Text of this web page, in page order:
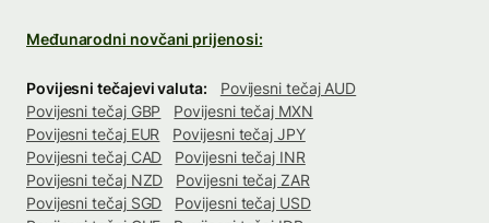
Međunarodni novčani prijenosi:
Povijesni tečajevi valuta:
Povijesni tečaj AUD
Povijesni tečaj GBP
Povijesni tečaj MXN
Povijesni tečaj EUR
Povijesni tečaj JPY
Povijesni tečaj CAD
Povijesni tečaj INR
Povijesni tečaj NZD
Povijesni tečaj ZAR
Povijesni tečaj SGD
Povijesni tečaj USD